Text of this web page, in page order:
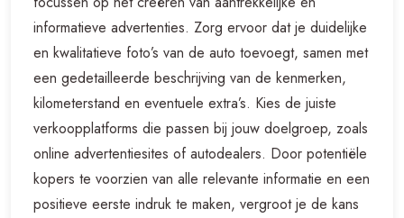
informatieve advertenties. Zorg ervoor dat je duidelijke
en kwalitatieve foto’s van de auto toevoegt, samen met
een gedetailleerde beschrijving van de kenmerken,
kilometerstand en eventuele extra’s. Kies de juiste
verkoopplatforms die passen bij jouw doelgroep, zoals
online advertentiesites of autodealers. Door potentiële
kopers te voorzien van alle relevante informatie en een
positieve eerste indruk te maken, vergroot je de kans